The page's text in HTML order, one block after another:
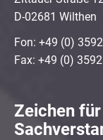
D-02681 Wilthen
Fon: +49 (0)
Fax: +49 (0)
Zeichen